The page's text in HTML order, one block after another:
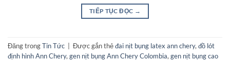
TIẾP TỤC ĐỌC →
Đăng trongTin Tức Được gắn thẻđai nịt bụng latex ann chery, đồ lót
định hình Ann Chery, gen nịt bụng Ann Chery Colombia, gen nịt bụng cao